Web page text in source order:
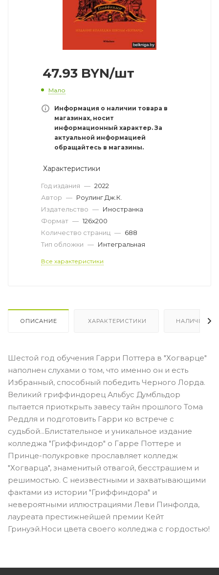
47.93 BYN/шт
Мало
Информация о наличии товара в
магазинах, носит
информационный характер. За
актуальной информацией
обращайтесь в магазины.
Характеристики
Год издания — 2022
Автор — Роулинг Дж.К.
Издательство — Иностранка
Формат — 126х200
Количество страниц — 688
Тип обложки — Интегральная
Все характеристики
ОПИСАНИЕ ХАРАКТЕРИСТИКИ НАЛИЧИЕ
Шестой год обучения Гарри Поттера в "Хогварце"
наполнен слухами о том, что именно он и есть
Избранный, способный победить Черного Лорда.
Великий гриффиндорец Альбус Думбльдор
пытается приоткрыть завесу тайн прошлого Тома
Реддля и подготовить Гарри ко встрече с
судьбой...Блистательное и уникальное издание
колледжа "Гриффиндор" о Гарре Поттере и
Принце-полукровке прославляет колледж
"Хогварца", знаменитый отвагой, бесстрашием и
решимостью. С неизвестными и захватывающими
фактами из истории "Гриффиндора" и
невероятными иллюстрациями Леви Пинфолда,
лауреата престижнейшей премии Кейт
Гринуэй.Носи цвета своего колледжа с гордостью!